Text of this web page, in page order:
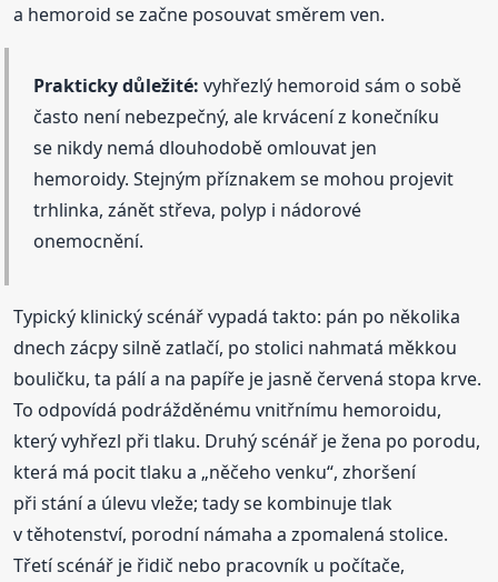
a hemoroid se začne posouvat směrem ven.
Prakticky důležité: vyhřezlý hemoroid sám o sobě
často není nebezpečný, ale krvácení z konečníku
se nikdy nemá dlouhodobě omlouvat jen
hemoroidy. Stejným příznakem se mohou projevit
trhlinka, zánět střeva, polyp i nádorové
onemocnění.
Typický klinický scénář vypadá takto: pán po několika
dnech zácpy silně zatlačí, po stolici nahmatá měkkou
bouličku, ta pálí a na papíře je jasně červená stopa krve.
To odpovídá podrážděnému vnitřnímu hemoroidu,
který vyhřezl při tlaku. Druhý scénář je žena po porodu,
která má pocit tlaku a „něčeho venku“, zhoršení
při stání a úlevu vleže; tady se kombinuje tlak
v těhotenství, porodní námaha a zpomalená stolice.
Třetí scénář je řidič nebo pracovník u počítače,